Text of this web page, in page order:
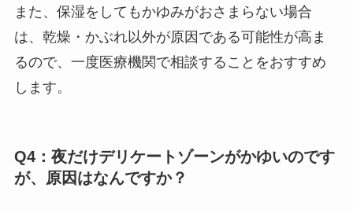
また、保湿をしてもかゆみがおさまらない場合
は、乾燥・かぶれ以外が原因である可能性が高ま
るので、一度医療機関で相談することをおすすめ
します。
Q4：夜だけデリケートゾーンがかゆいのです
が、原因はなんですか？